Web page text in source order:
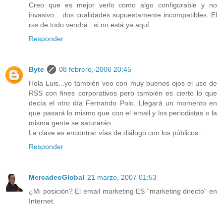
Creo que es mejor verlo como algo configurable y no
invasivo... dos cualidades supuestamente incompatibles. El
rss de todo vendrá.. si no está ya aquí
Responder
Byte
08 febrero, 2006 20:45
Hola Luis...yo también veo con muy buenos ojos el uso de
RSS con fines corporativos pero también es cierto lo que
decía el otro día Fernando Polo. Llegará un momento en
que pasará lo mismo que con el email y los periodistas o la
misma gente se saturarán.
La clave es encontrar vías de diálogo con los públicos...
Responder
MercadeoGlobal 21 marzo, 2007 01:53
¿Mi posición? El email marketing ES "marketing directo" en
Internet.